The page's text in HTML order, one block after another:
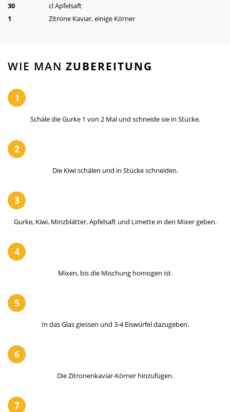
30
cl Apfelsaft
1
Zitrone Kaviar, einige Körner
WIE MAN ZUBEREITUNG
1
Schäle die Gurke 1 von 2 Mal und schneide sie in Stücke.
2
Die Kiwi schälen und in Stücke schneiden.
3
Gurke, Kiwi, Minzblätter, Apfelsaft und Limette in den Mixer geben.
4
Mixen, bis die Mischung homogen ist.
5
In das Glas giessen und 3-4 Eiswürfel dazugeben.
6
Die Zitronenkaviar-Körner hinzufügen.
7